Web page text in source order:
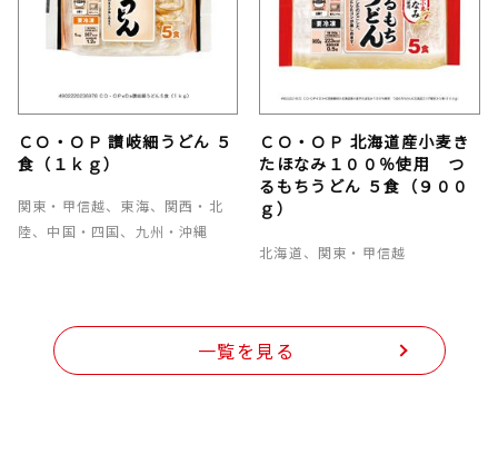
ＣＯ・ＯＰ 讃岐細うどん ５
食（１ｋｇ）
関東・甲信越、東海、関西・北
陸、中国・四国、九州・沖縄
ＣＯ・ＯＰ 北海道産小麦き
たほなみ１００％使用 つ
るもちうどん ５食（９００
ｇ）
北海道、関東・甲信越
一覧を見る